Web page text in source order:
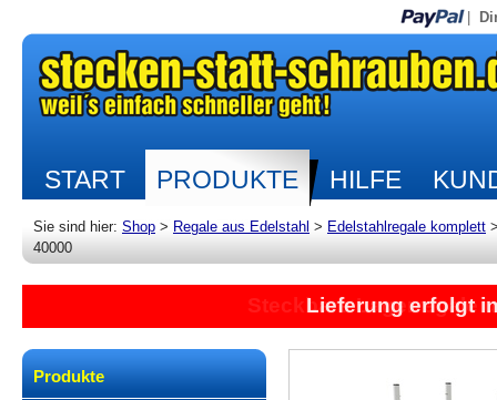
START PRODUKTE HILFE
Sie sind hier: Shop > Regale aus Edelstahl > Edelstahlregale komplett
40000
Lieferung erfolgt
Produkte